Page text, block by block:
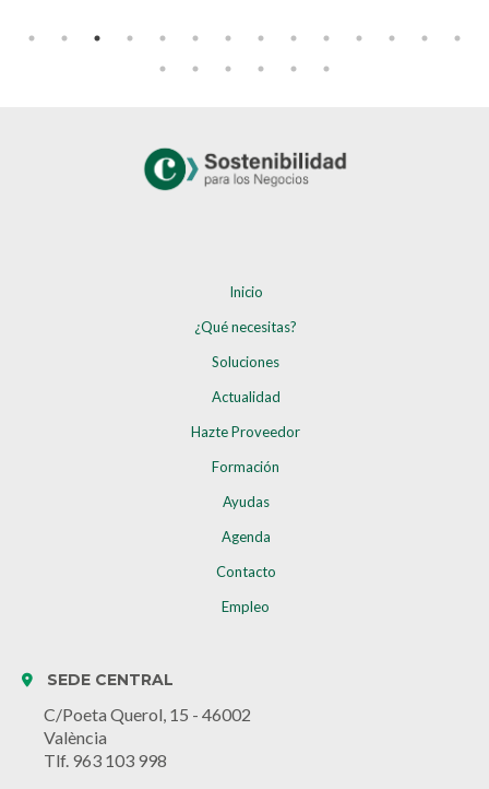
Inicio
¿Qué necesitas?
Soluciones
Actualidad
Hazte Proveedor
Formación
Ayudas
Agenda
Contacto
Empleo
SEDE CENTRAL
C/Poeta Querol, 15 - 46002
València
Tlf. 963 103 998